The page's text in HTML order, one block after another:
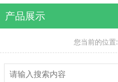
产品展示
您当前的位置: